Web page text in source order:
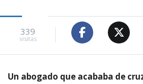
339
visitas
Un abogado que acababa de